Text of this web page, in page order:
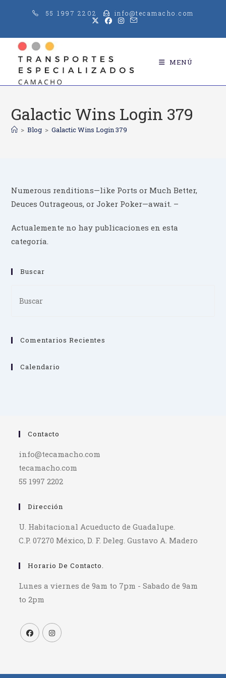
55 1997 2202 info@tecamacho.com
MENÚ
Galactic Wins Login 379
> Blog > Galactic Wins Login 379
Numerous renditions—like Ports or Much Better,
Deuces Outrageous, or Joker Poker—await. –
Actualemente no hay publicaciones en esta
categoría.
Buscar
Comentarios Recientes
Calendario
Contacto
info@tecamacho.com
tecamacho.com
55 1997 2202
Dirección
U. Habitacional Acueducto de Guadalupe.
C.P. 07270 México, D. F. Deleg. Gustavo A. Madero
Horario De Contacto.
Lunes a viernes de 9am to 7pm - Sabado de 9am
to 2pm